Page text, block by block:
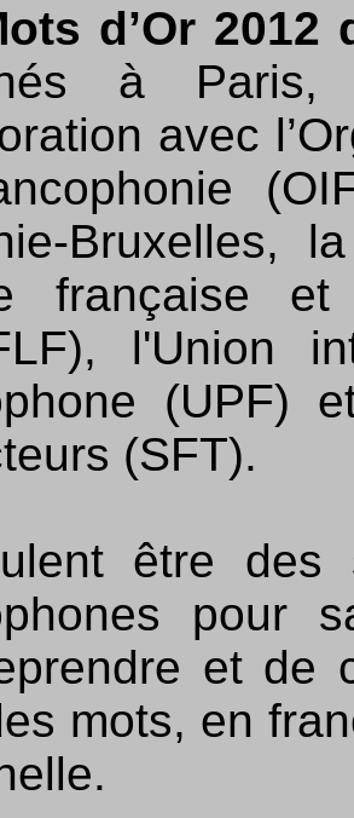
d’Or
à
avec
Bruxelles,
française
l'Union
(UPF)
(SFT).
être des
pour
et de
mots, en